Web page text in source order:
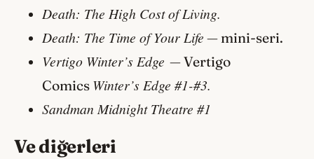
Death: The High Cost of Living.
Death: The Time of Your Life — mini-seri.
Vertigo Winter’s Edge — Vertigo
Comics Winter’s Edge #1-#3.
Sandman Midnight Theatre #1
Ve diğerleri